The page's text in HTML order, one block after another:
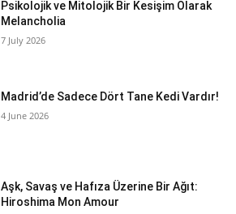
Psikolojik ve Mitolojik Bir Kesişim Olarak
Melancholia
7 July 2026
Madrid’de Sadece Dört Tane Kedi Vardır!
4 June 2026
Aşk, Savaş ve Hafıza Üzerine Bir Ağıt:
Hiroshima Mon Amour